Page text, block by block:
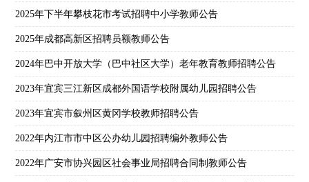
2025年下半年攀枝花市考试招聘中小学教师公告
2025年成都高新区招聘员额教师公告
2024年巴中开放大学（巴中社区大学）老年教育教师招聘公告
2023年宜宾三江新区成都外国语学校附属幼儿园招聘公告
2023年宜宾市叙州区黄冈学校教师招聘公告
2022年内江市市中区公办幼儿园招聘编外教师公告
2022年广安市协兴园区社会事业局招聘合同制教师公告